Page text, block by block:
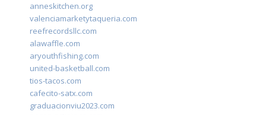
anneskitchen.org
valenciamarketytaqueria.com
reefrecordsllc.com
alawaffle.com
aryouthfishing.com
united-basketball.com
tios-tacos.com
cafecito-satx.com
graduacionviu2023.com